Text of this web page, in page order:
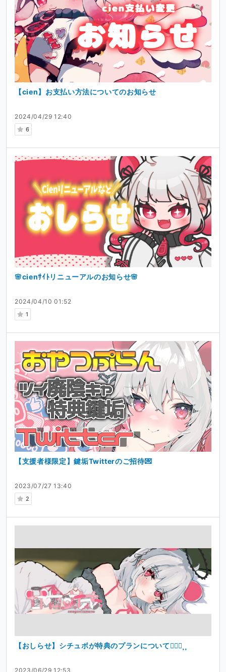
2024/04/29 12:40
6
【cien】お支払い方法についてのお知らせ
2024/04/10 01:52
1
🌸cienｻｲﾄリニューアルのお知らせ🌸
2023/07/27 13:40
2
【支援者様限定】鍵垢Twitterのご招待💌
2023/06/29 12:53
【おしらせ】シチュボが特典のプランについて🙇🏻‍♀️⸒⸒